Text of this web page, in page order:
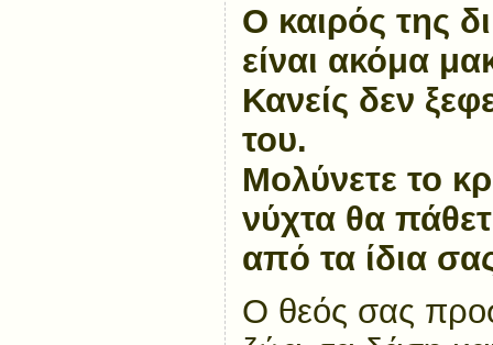
Ο καιρός της
είναι ακόμα
Κανείς δεν
του.
Μολύνετε το
νύχτα θα
από τα ίδια
Ο θεός σας